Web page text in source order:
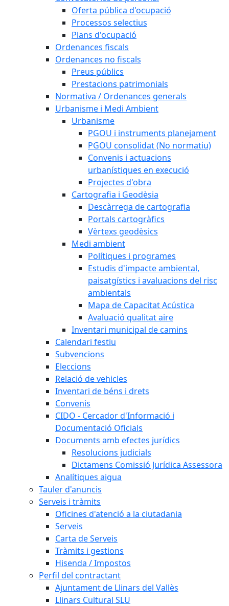
Oferta pública d'ocupació
Processos selectius
Plans d'ocupació
Ordenances fiscals
Ordenances no fiscals
Preus públics
Prestacions patrimonials
Normativa / Ordenances generals
Urbanisme i Medi Ambient
Urbanisme
PGOU i instruments planejament
PGOU consolidat (No normatiu)
Convenis i actuacions
urbanístiques en execució
Projectes d'obra
Cartografia i Geodèsia
Descàrrega de cartografia
Portals cartogràfics
Vèrtexs geodèsics
Medi ambient
Polítiques i programes
Estudis d'impacte ambiental,
paisatgístics i avaluacions del risc
ambientals
Mapa de Capacitat Acústica
Avaluació qualitat aire
Inventari municipal de camins
Calendari festiu
Subvencions
Eleccions
Relació de vehicles
Inventari de béns i drets
Convenis
CIDO - Cercador d'Informació i
Documentació Oficials
Documents amb efectes jurídics
Resolucions judicials
Dictamens Comissió Jurídica Assessora
Analítiques aigua
Tauler d'anuncis
Serveis i tràmits
Oficines d'atenció a la ciutadania
Serveis
Carta de Serveis
Tràmits i gestions
Hisenda / Impostos
Perfil del contractant
Ajuntament de Llinars del Vallès
Llinars Cultural SLU